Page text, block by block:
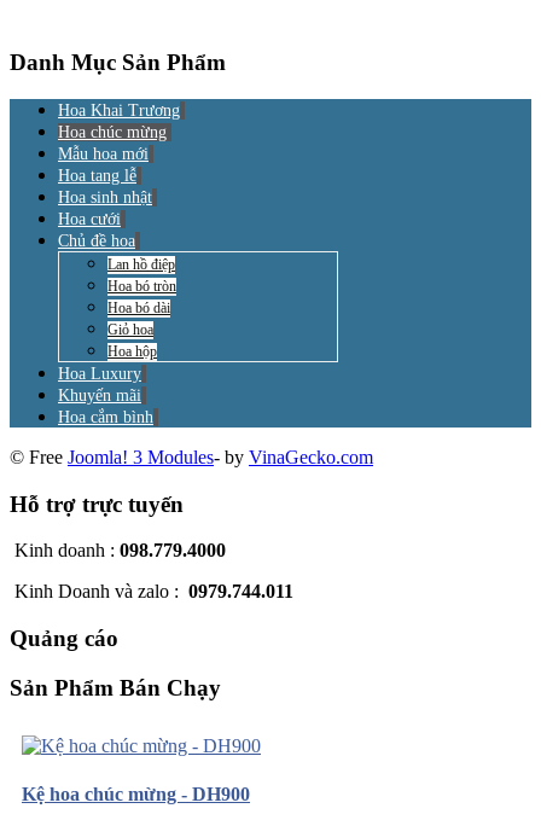
Danh Mục Sản Phẩm
Hoa Khai Trương
Hoa chúc mừng
Mẫu hoa mới
Hoa tang lễ
Hoa sinh nhật
Hoa cưới
Chủ đề hoa
Lan hồ điệp
Hoa bó tròn
Hoa bó dài
Giỏ hoa
Hoa hộp
Hoa Luxury
Khuyến mãi
Hoa cắm bình
© Free Joomla! 3 Modules- by VinaGecko.com
Hỗ trợ trực tuyến
Kinh doanh : 098.779.4000
Kinh Doanh và zalo : 0979.744.011
Quảng cáo
Sản Phẩm Bán Chạy
Kệ hoa chúc mừng - DH900